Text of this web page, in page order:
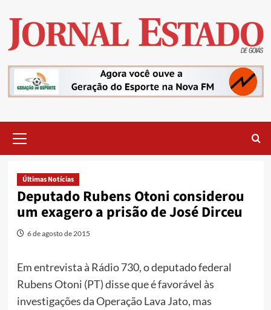
content
Menu
Últimas Notícias
Deputado Rubens Otoni considerou
um exagero a prisão de José Dirceu
6 de agosto de 2015
Em entrevista à Rádio 730, o deputado federal
Rubens Otoni (PT) disse que é favorável às
investigações da Operação Lava Jato, mas